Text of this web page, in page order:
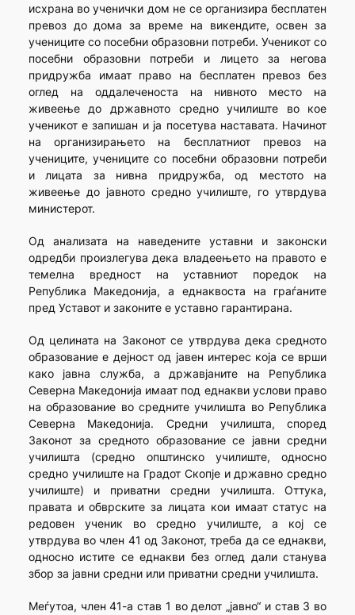
исхрана во ученички дом не се организира бесплатен
превоз до дома за време на викендите, освен за
учениците со посебни образовни потреби. Ученикот со
посебни образовни потреби и лицето за негова
придружба имаат право на бесплатен превоз без
оглед на оддалеченоста на нивното место на
живеење до државното средно училиште во кое
ученикот е запишан и ја посетува наставата. Начинот
на организирањето на бесплатниот превоз на
учениците, учениците со посебни образовни потреби
и лицата за нивна придружба, од местото на
живеење до јавното средно училиште, го утврдува
министерот.
Од анализата на наведените уставни и законски
одредби произлегува дека владеењето на правото е
темелна вредност на уставниот поредок на
Република Македонија, а еднаквоста на граѓаните
пред Уставот и законите е уставно гарантирана.
Од целината на Законот се утврдува дека средното
образование е дејност од јавен интерес која се врши
како јавна служба, а државјаните на Република
Северна Македонија имаат под еднакви услови право
на образование во средните училишта во Република
Северна Македонија. Средни училишта, според
Законот за средното образование се јавни средни
училишта (средно општинско училиште, односно
средно училиште на Градот Скопје и државно средно
училиште) и приватни средни училишта. Оттука,
правата и обврските за лицата кои имаат статус на
редовен ученик во средно училиште, а кој се
утврдува во член 41 од Законот, треба да се еднакви,
односно истите се еднакви без оглед дали станува
збор за јавни средни или приватни средни училишта.
Меѓутоа, член 41-а став 1 во делот „јавно“ и став 3 во